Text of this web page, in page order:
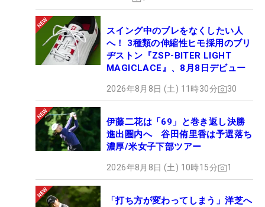
スイング中のブレをなくしたい人
へ！ 3種類の伸縮性ヒモ採用のブリ
ヂストン『ZSP-BITER LIGHT
MAGICLACE』、8月8日デビュー
2026年8月8日 (土) 11時30分 30
伊藤二花は「69」と巻き返し決勝
進出圏内へ 谷田侑里香は予選落ち
濃厚/米女子下部ツアー
2026年8月8日 (土) 10時15分 1
「打ち方が変わってしまう」洋芝へ